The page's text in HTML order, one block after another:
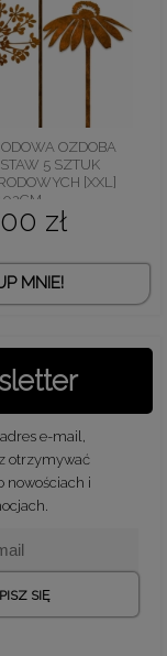
OZDOBA
5 SZTUK
[XXL]
zł
MNIE!
e-mail,
otrzymywać
nowościach i
SIĘ